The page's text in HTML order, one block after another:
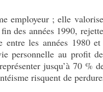
employeur ; elle
des années 1990,
les années 1980
personnelle au profit
jusqu’à 70 %
risquent de